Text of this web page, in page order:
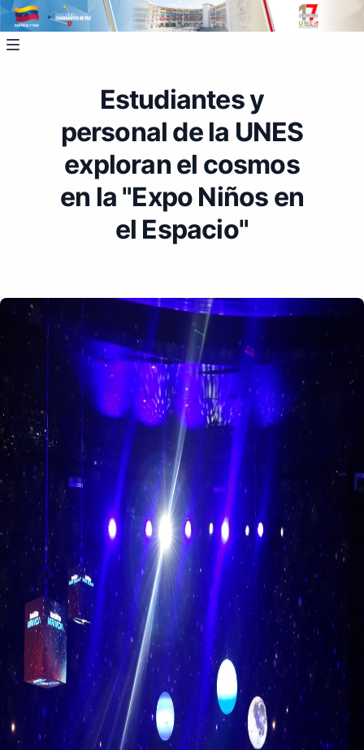
Estudiantes y
personal de la UNES
exploran el cosmos
en la "Expo Niños en
el Espacio"